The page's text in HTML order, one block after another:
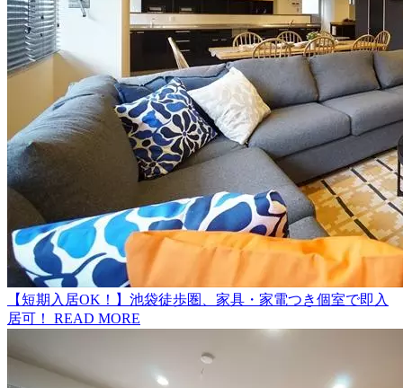
【短期入居OK！】池袋徒歩圏、家具・家電つき個室で即入
居可！
READ MORE